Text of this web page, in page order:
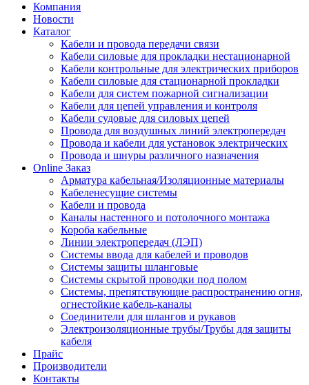
Компания
Новости
Каталог
Кабели и провода передачи связи
Кабели силовые для прокладки нестационарной
Кабели контрольные для электрических приборов
Кабели силовые для стационарной прокладки
Кабели для систем пожарной сигнализации
Кабели для цепей управления и контроля
Кабели судовые для силовых цепей
Провода для воздушных линий электропередач
Провода и кабели для установок электрических
Провода и шнуры различного назначения
Online Заказ
Арматура кабельная/Изоляционные материалы
Кабеленесущие системы
Кабели и провода
Каналы настенного и потолочного монтажа
Короба кабельные
Линии электропередач (ЛЭП)
Системы ввода для кабелей и проводов
Системы защиты шланговые
Системы скрытой проводки под полом
Системы, препятствующие распространению огня,
огнестойкие кабель-каналы
Соединители для шлангов и рукавов
Электроизоляционные трубы/Трубы для защиты
кабеля
Прайс
Производители
Контакты